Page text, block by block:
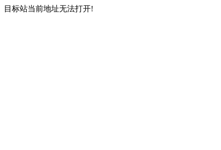
目标站当前地址无法打开!